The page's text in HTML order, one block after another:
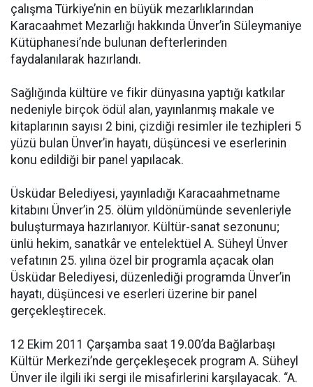
çalışma Türkiye’nin en büyük mezarlıklarından
Karacaahmet Mezarlığı hakkında Ünver’in Süleymaniye
Kütüphanesi’nde bulunan defterlerinden
faydalanılarak hazırlandı.
Sağlığında kültüre ve fikir dünyasına yaptığı katkılar
nedeniyle birçok ödül alan, yayınlanmış makale ve
kitaplarının sayısı 2 bini, çizdiği resimler ile tezhipleri 5
yüzü bulan Ünver’in hayatı, düşüncesi ve eserlerinin
konu edildiği bir panel yapılacak.
Üsküdar Belediyesi, yayınladığı Karacaahmetname
kitabını Ünver’in 25. ölüm yıldönümünde sevenleriyle
buluşturmaya hazırlanıyor. Kültür-sanat sezonunu;
ünlü hekim, sanatkâr ve entelektüel A. Süheyl Ünver
vefatının 25. yılına özel bir programla açacak olan
Üsküdar Belediyesi, düzenlediği programda Ünver’in
hayatı, düşüncesi ve eserleri üzerine bir panel
gerçekleştirecek.
12 Ekim 2011 Çarşamba saat 19.00’da Bağlarbaşı
Kültür Merkezi’nde gerçekleşecek program A. Süheyl
Ünver ile ilgili iki sergi ile misafirlerini karşılayacak. “A.